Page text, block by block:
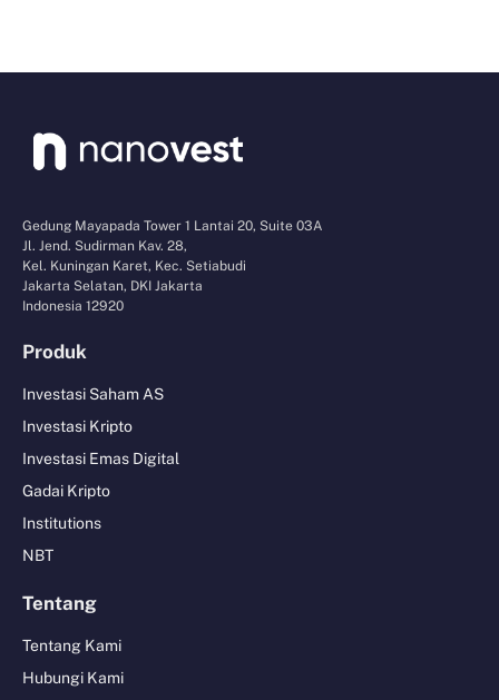
Gedung Mayapada Tower 1 Lantai 20, Suite 03A
Jl. Jend. Sudirman Kav. 28,
Kel. Kuningan Karet, Kec. Setiabudi
Jakarta Selatan, DKI Jakarta
Indonesia 12920
Produk
Investasi Saham AS
Investasi Kripto
Investasi Emas Digital
Gadai Kripto
Institutions
NBT
Tentang
Tentang Kami
Hubungi Kami